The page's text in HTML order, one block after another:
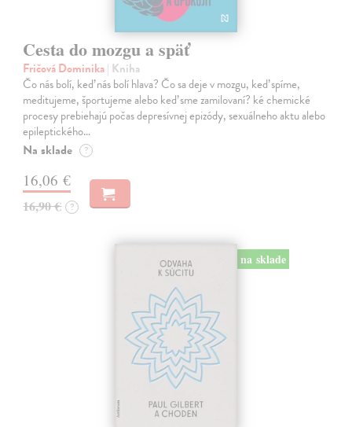
Cesta do mozgu a späť
Fričová Dominika| Kniha
Čo nás bolí, keď nás bolí hlava? Čo sa deje v mozgu, keď spíme,
meditujeme, športujeme alebo keď sme zamilovaní? ké chemické
procesy prebiehajú počas depresívnej epizódy, sexuálneho aktu alebo
epileptického…
Na sklade ?
16,06 €
16,90 € ?
na sklade